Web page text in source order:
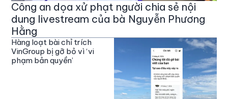
Công an dọa xử phạt người chia sẻ nội
dung livestream của bà Nguyễn Phương
Hằng
Hàng loạt bài chỉ trích
VinGroup bị gỡ bỏ vì ‘vi
phạm bản quyền’